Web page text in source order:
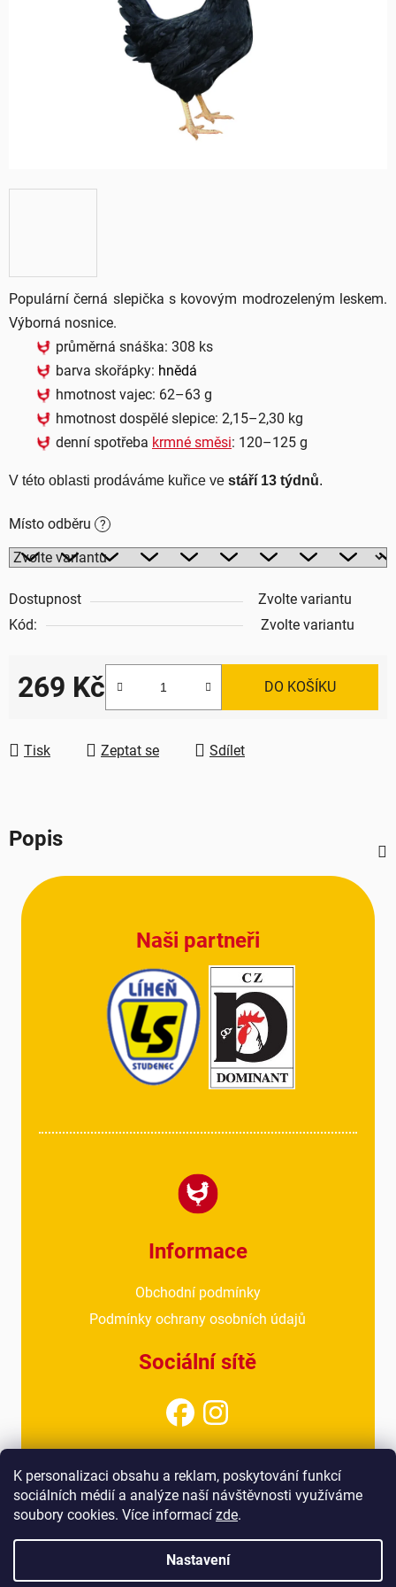
K personalizaci obsahu a reklam, poskytování funkcí
sociálních médií a analýze naší návštěvnosti využíváme
soubory cookies. Více informací zde.
Nastavení
Populární černá slepička s kovovým modrozeleným leskem.
Výborná nosnice.
průměrná snáška: 308 ks
barva skořápky: hnědá
hmotnost vajec: 62–63 g
hmotnost dospělé slepice: 2,15–2,30 kg
denní spotřeba krmné směsi: 120–125 g
V této oblasti prodáváme kuřice ve stáří 13 týdnů.
Místo odběru ?
Dostupnost
Zvolte variantu
Kód:
Zvolte variantu
269 Kč DO KOŠÍKU
Tisk Zeptat se Sdílet
Popis
Naši partneři
Informace
Obchodní podmínky
Podmínky ochrany osobních údajů
Sociální sítě
info@drubezarnahoresovice.cz
Vytvořil Shoptet